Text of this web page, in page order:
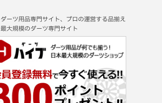
ダーツ用品専門サイト、プロの運営する品揃え
最大規模のダーツ専門サイト